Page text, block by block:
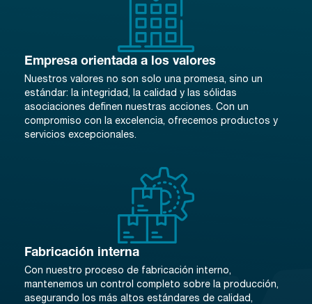
Empresa orientada a los valores
Nuestros valores no son solo una promesa, sino un
estándar: la integridad, la calidad y las sólidas
asociaciones definen nuestras acciones. Con un
compromiso con la excelencia, ofrecemos productos y
servicios excepcionales.
Fabricación interna
Con nuestro proceso de fabricación interno,
mantenemos un control completo sobre la producción,
asegurando los más altos estándares de calidad,